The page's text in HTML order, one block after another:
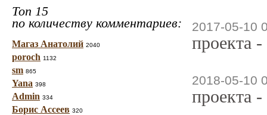
Топ 15
по количеству комментариев:
Магаз Анатолий 2040
poroch 1132
sm 865
Yana 398
Admin 334
Борис Ассеев 320
2017-05-10
проекта
2018-05-10
проекта